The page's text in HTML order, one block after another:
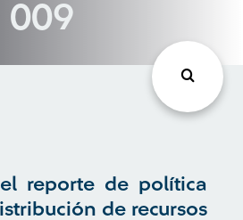
009
reporte de política
de recursos